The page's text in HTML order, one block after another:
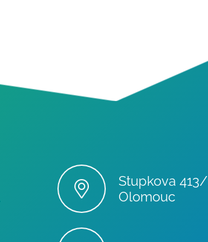
Stupkova
Olomouc